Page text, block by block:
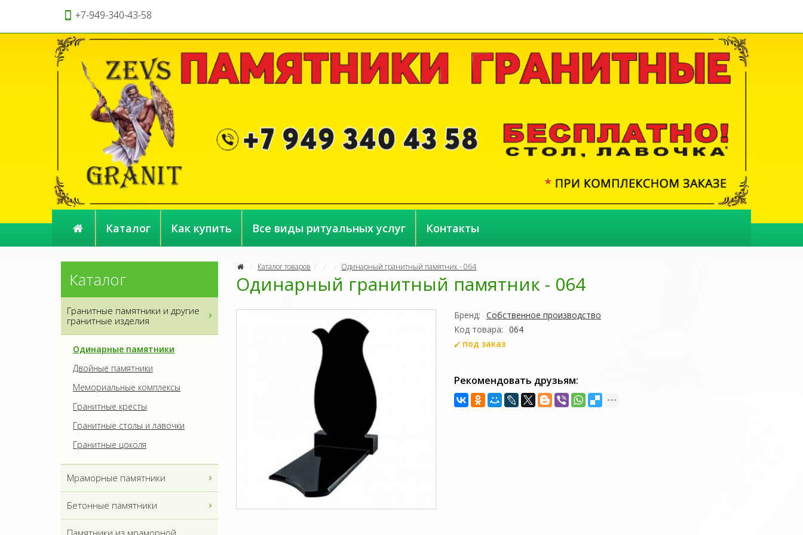
+7-949-340-43-58
Каталог Как купить Все виды ритуальных услуг Контакты
Каталог товаров Одинарный гранитный памятник - 064
Одинарный гранитный памятник - 064
Бренд: Собственное производство
Код товара: 064
под заказ
Рекомендовать друзьям:
Каталог
Гранитные памятники и другие
гранитные изделия
Одинарные памятники
Двойные памятники
Мемориальные комплексы
Гранитные кресты
Гранитные столы и лавочки
Гранитные цоколя
Мраморные памятники
Бетонные памятники
Памятники из мраморной